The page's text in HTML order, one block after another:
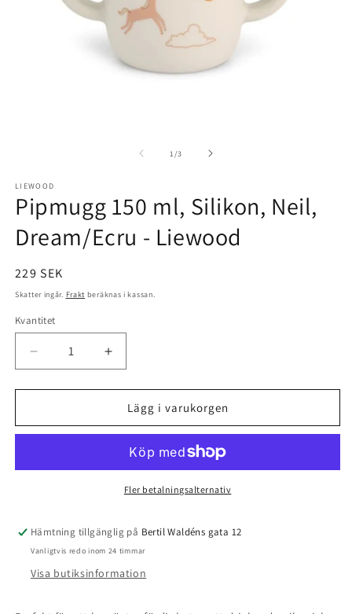
1 /av
3
LIEWOOD
Pipmugg 150 ml, Silikon, Neil,
Dream/Ecru - Liewood
Ordinarie
pris
229 SEK
Skatter ingår. Frakt beräknas i kassan.
Kvantitet
Kvantitet
Minska
kvantitet
för
150
Neil,
Öka
kvantitet
för
Pipmugg
150
Silikon,
Neil,
Dream/Ecru
Lägg i varukorgen
Fler betalningsalternativ
Hämtning tillgänglig på Bertil Waldéns gata 12
Vanligtvis redo inom 24 timmar
Visa butiksinformation